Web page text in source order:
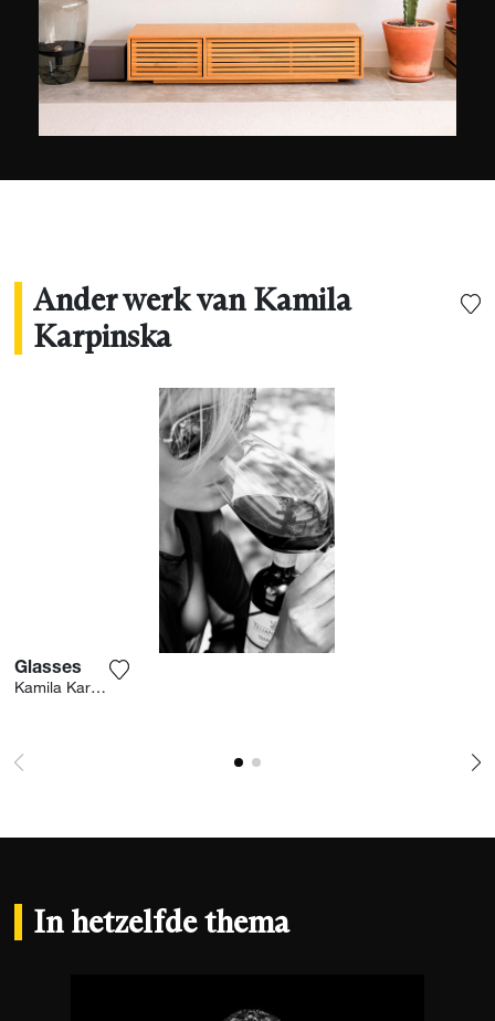
zal vreugde op je overbrengen, je meenemen op
een reis en je inspireren met positieve vibraties",
besluit ze!
Ander werk van Kamila
Karpinska
Glasses
Kamila Karpinska
In hetzelfde thema